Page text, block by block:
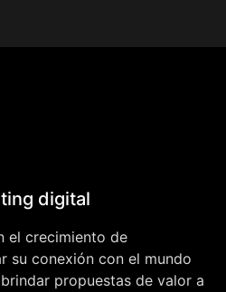
digital
el crecimiento de
su conexión con el mundo
propuestas de valor a